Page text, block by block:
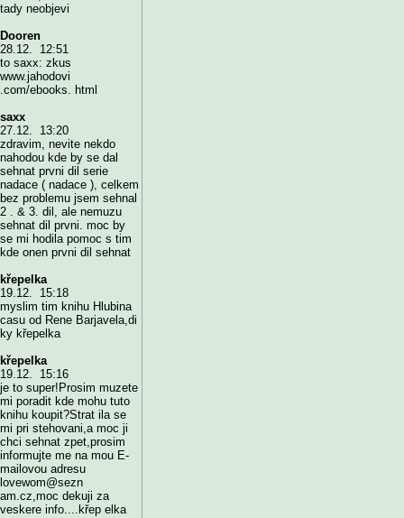
tady neobjevi
Dooren
28.12. 12:51
to saxx: zkus
www.jahodovi
.com/ebooks. html
saxx
27.12. 13:20
zdravim, nevite nekdo
nahodou kde by se dal
sehnat prvni dil serie
nadace ( nadace ), celkem
bez problemu jsem sehnal
2 . & 3. dil, ale nemuzu
sehnat dil prvni. moc by
se mi hodila pomoc s tim
kde onen prvni dil sehnat
křepelka
19.12. 15:18
myslim tim knihu Hlubina
casu od Rene Barjavela,di
ky křepelka
křepelka
19.12. 15:16
je to super!Prosim muzete
mi poradit kde mohu tuto
knihu koupit?Strat ila se
mi pri stehovani,a moc ji
chci sehnat zpet,prosim
informujte me na mou E-
mailovou adresu
lovewom@sezn
am.cz,moc dekuji za
veskere info....křep elka